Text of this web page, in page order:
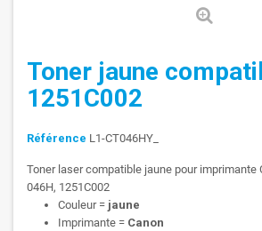
Toner jaune
1251C002
Référence L1-CT046HY_
Toner laser compatible jaune pour imprimante
046H, 1251C002
Couleur = jaune
Imprimante = Canon